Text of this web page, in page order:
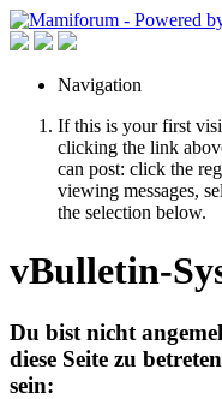
Navigation
If this is your first
clicking the link
can post: click the
viewing messages,
the selection below.
vBulletin-
Du bist nicht
diese Seite zu
sein: